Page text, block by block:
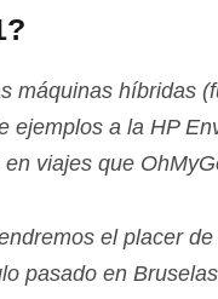
máquinas hí­bridas
ejemplos a la HP
viajes que
el placer
pasado en